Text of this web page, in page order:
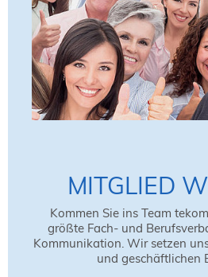
Regionalgruppen
Downloadbereich
MITGLIED
Kommen Sie ins Team
größte Fach- und
Kommunikation. Wir setzen
und geschäftlichen